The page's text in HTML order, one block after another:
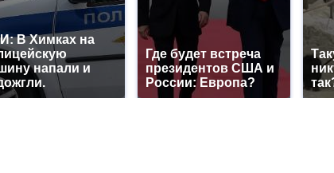
В Химках на
напали и
Где будет встреча
президентов США и
России: Европа?